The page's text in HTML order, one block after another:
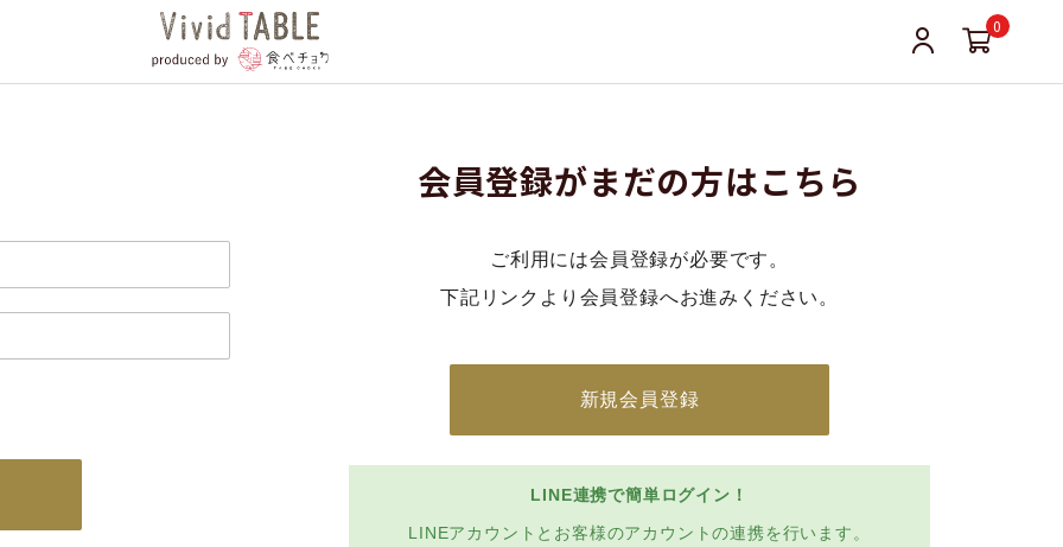
0
会員登録がまだの方はこちら
ご利用には会員登録が必要です。
下記リンクより会員登録へお進みください。
新規会員登録
LINE連携で簡単ログイン！
LINEアカウントとお客様のアカウントの連携を行います。